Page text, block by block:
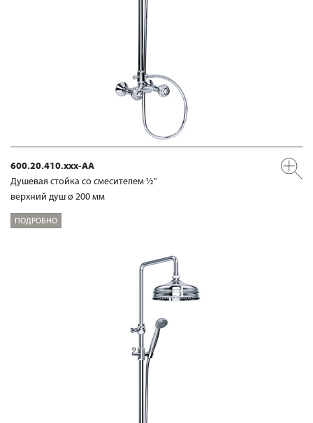
600.20.410.xxx-AA
Душевая стойка со смесителем ½"
верхний душ ø 200 мм
ПОДРОБНО